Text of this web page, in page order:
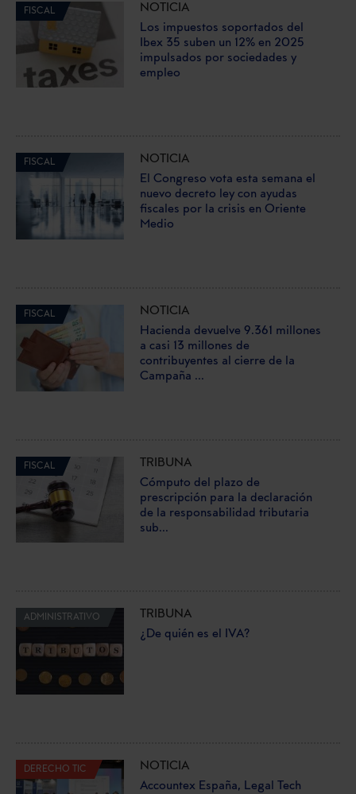
FISCAL
NOTICIA
Los impuestos soportados del
Ibex 35 suben un 12% en 2025
impulsados por sociedades y
empleo
FISCAL
NOTICIA
El Congreso vota esta semana el
nuevo decreto ley con ayudas
fiscales por la crisis en Oriente
Medio
FISCAL
NOTICIA
Hacienda devuelve 9.361 millones
a casi 13 millones de
contribuyentes al cierre de la
Campaña ...
FISCAL
TRIBUNA
Cómputo del plazo de
prescripción para la declaración
de la responsabilidad tributaria
sub...
ADMINISTRATIVO
TRIBUNA
¿De quién es el IVA?
DERECHO TIC
NOTICIA
Accountex España, Legal Tech